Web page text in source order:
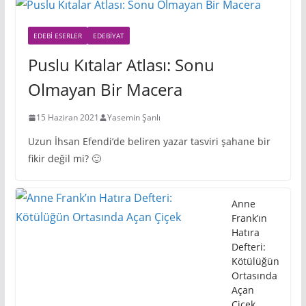
EDEBI ESERLER EDEBIYAT
Puslu Kıtalar Atlası: Sonu
Olmayan Bir Macera
15 Haziran 2021 Yasemin Şanlı
Uzun İhsan Efendi’de beliren yazar tasviri şahane bir
fikir değil mi? 🙂
Anne
Frank’ın
Hatıra
Defteri:
Kötülüğün
Ortasında
Açan